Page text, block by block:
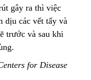
gây ra thì việc
dịu các vết tấy và
trước và sau khi
for Disease